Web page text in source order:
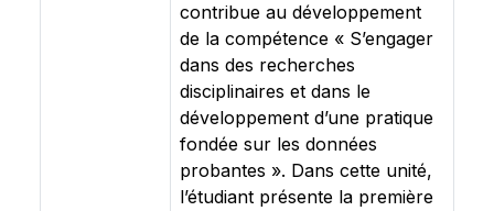
contribue au développement
de la compétence « S’engager
dans des recherches
disciplinaires et dans le
développement d’une pratique
fondée sur les données
probantes ». Dans cette unité,
l’étudiant présente la première